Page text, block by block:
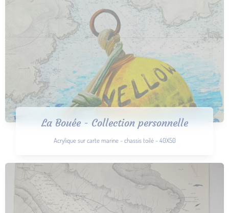
La Bouée - Collection personnelle
Acrylique sur carte marine - chassis toilé - 40X50